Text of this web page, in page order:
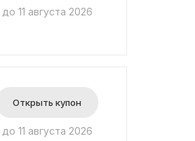
до 11 августа 2026
Открыть купон
до 11 августа 2026